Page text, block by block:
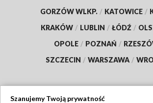
GORZÓW WLKP. / KATOWICE /
KRAKÓW / LUBLIN / ŁÓDŹ /
OPOLE / POZNAŃ /
SZCZECIN / WARSZAWA /
Szanujemy Twoją prywatność